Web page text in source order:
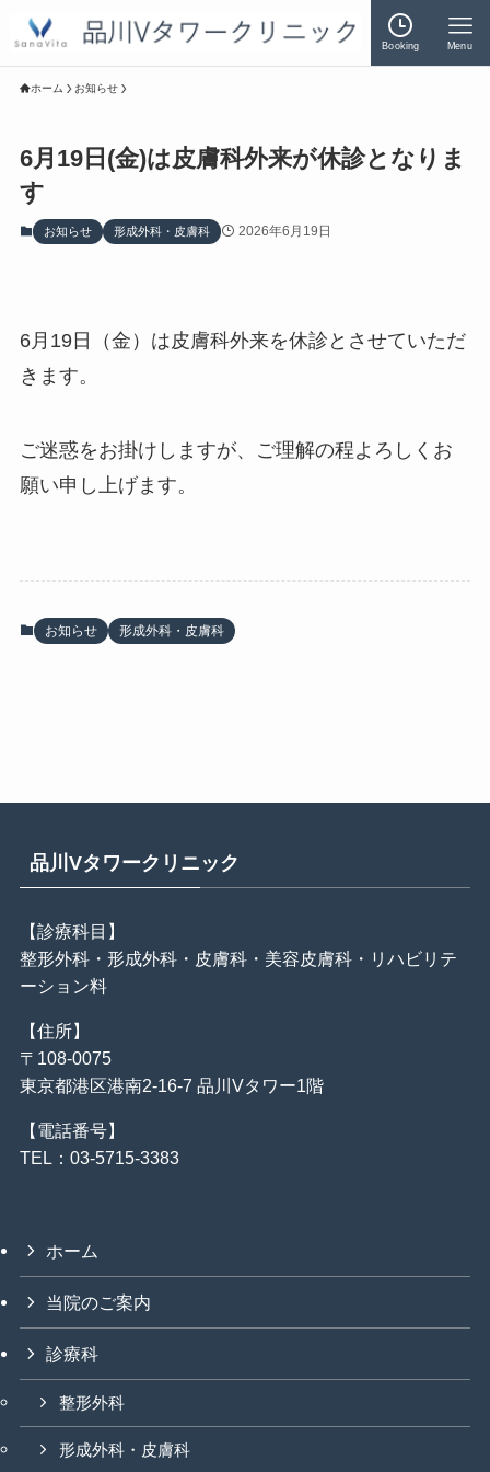
Booking Menu
ホーム お知らせ
6月19日(金)は皮膚科外来が休診となりま
す
お知らせ 形成外科・皮膚科 2026年6月19日
6月19日（金）は皮膚科外来を休診とさせていただ
きます。
ご迷惑をお掛けしますが、ご理解の程よろしくお
願い申し上げます。
お知らせ 形成外科・皮膚科
品川Vタワークリニック
【診療科目】
整形外科・形成外科・皮膚科・美容皮膚科・リハビリテ
ーション料
【住所】
〒108-0075
東京都港区港南2-16-7 品川Vタワー1階
【電話番号】
TEL：03-5715-3383
ホーム
当院のご案内
診療科
整形外科
形成外科・皮膚科